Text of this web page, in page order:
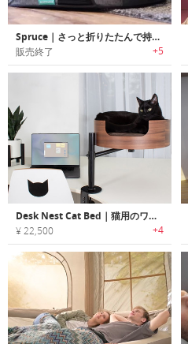
Spruce｜さっと折りたたんで持ち運べる犬用トラベルベッド「サプルース」
販売終了 +5
Desk Nest Cat Bed｜猫用のワークスペースベッド
¥ 22,500 +4